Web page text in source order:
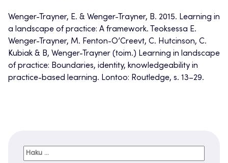
Wenger-Trayner, E. & Wenger-Trayner, B. 2015. Learning in
a landscape of practice: A framework. Teoksessa E.
Wenger-Trayner, M. Fenton-O’Creevt, C. Hutcinson, C.
Kubiak & B, Wenger-Trayner (toim.) Learning in landscape
of practice: Boundaries, identity, knowledgeability in
practice-based learning. Lontoo: Routledge, s. 13–29.
Haku: